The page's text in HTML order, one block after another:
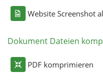
Website Screenshot
Dokument Dateien
PDF komprimieren